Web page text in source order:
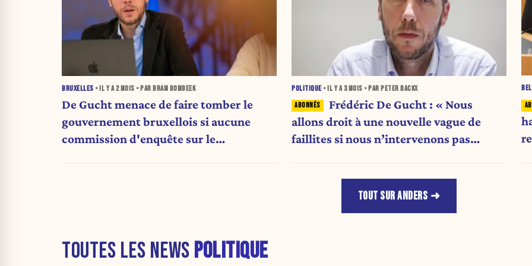
BRUXELLES • IL Y A2 MOIS • PAR BRAM BOMBEEK
De Gucht menace de faire tomber le
gouvernement bruxellois si aucune
commission d'enquête sur le
POLITIQUE • IL Y A3 MOIS • PAR PETER BACKX
Frédéric De Gucht : « Nous
allons droit à une nouvelle vague de
faillites si nous n’intervenons pas
TOUT SUR ANDERS
TOUTES LES NEWS POLITIQUE